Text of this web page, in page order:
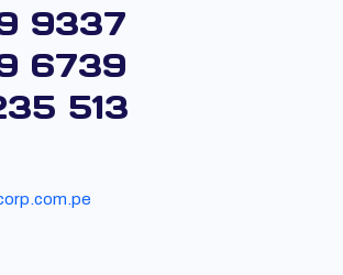
9337
6739
513